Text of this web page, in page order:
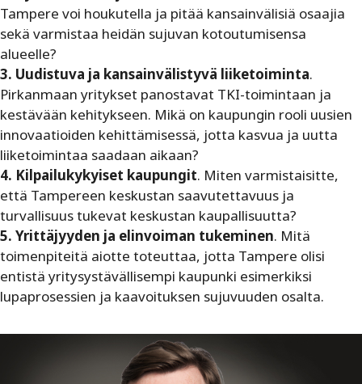
Tampere voi houkutella ja pitää kansainvälisiä osaajia
sekä varmistaa heidän sujuvan kotoutumisensa
alueelle?
3. Uudistuva ja kansainvälistyvä liiketoiminta.
Pirkanmaan yritykset panostavat TKI-toimintaan ja
kestävään kehitykseen. Mikä on kaupungin rooli uusien
innovaatioiden kehittämisessä, jotta kasvua ja uutta
liiketoimintaa saadaan aikaan?
4. Kilpailukykyiset kaupungit. Miten varmistaisitte,
että Tampereen keskustan saavutettavuus ja
turvallisuus tukevat keskustan kaupallisuutta?
5. Yrittäjyyden ja elinvoiman tukeminen. Mitä
toimenpiteitä aiotte toteuttaa, jotta Tampere olisi
entistä yritysystävällisempi kaupunki esimerkiksi
lupaprosessien ja kaavoituksen sujuvuuden osalta.